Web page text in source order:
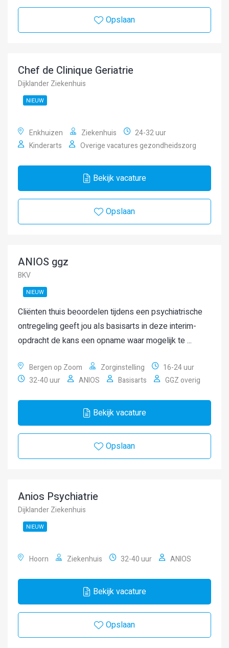
Opslaan
Chef de Clinique Geriatrie
Dijklander Ziekenhuis
NIEUW
Enkhuizen Ziekenhuis
24-32 uur
Kinderarts
Overige vacatures gezondheidszorg
Bekijk vacature
Opslaan
ANIOS ggz
BKV
NIEUW
Cliënten thuis beoordelen tijdens een psychiatrische
ontregeling geeft jou als basisarts in deze interim-
opdracht de kans een opname waar mogelijk te ...
Bergen op Zoom Zorginstelling
16-24 uur
32-40 uur
ANIOS Basisarts GGZ overig
Bekijk vacature
Opslaan
Anios Psychiatrie
Dijklander Ziekenhuis
NIEUW
Hoorn Ziekenhuis 32-40 uur ANIOS
Bekijk vacature
Opslaan